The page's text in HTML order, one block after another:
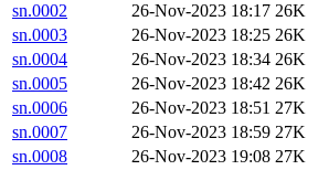
sn.0002
26-Nov-2023 18:17 26K
sn.0003
26-Nov-2023 18:25 26K
sn.0004
26-Nov-2023 18:34 26K
sn.0005
26-Nov-2023 18:42 26K
sn.0006
26-Nov-2023 18:51 27K
sn.0007
26-Nov-2023 18:59 27K
sn.0008
26-Nov-2023 19:08 27K